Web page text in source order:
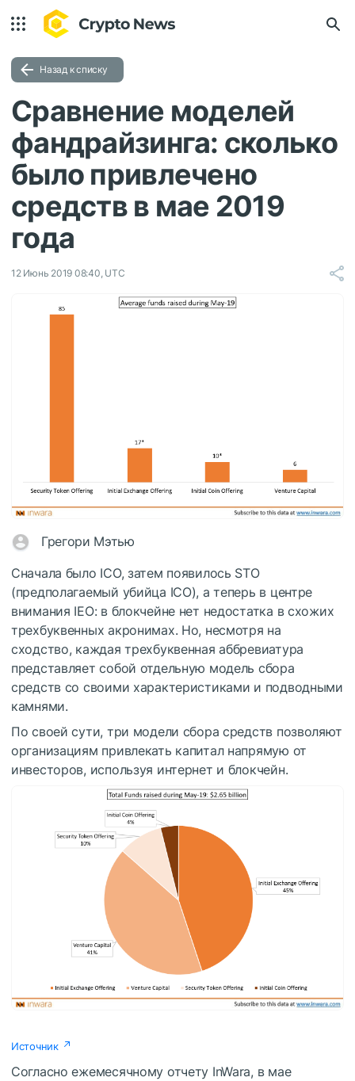
Назад к списку
Сравнение моделей
фандрайзинга: сколько
было привлечено
средств в мае 2019
года
12 Июнь 2019 08:40, UTC
Грегори Мэтью
Сначала было ICO, затем появилось STO
(предполагаемый убийца ICO), а теперь в центре
внимания IEO: в блокчейне нет недостатка в схожих
трехбуквенных акронимах. Но, несмотря на
сходство, каждая трехбуквенная аббревиатура
представляет собой отдельную модель сбора
средств со своими характеристиками и подводными
камнями.
По своей сути, три модели сбора средств позволяют
организациям привлекать капитал напрямую от
инвесторов, используя интернет и блокчейн.
Источник
Согласно ежемесячному отчету InWara, в мае